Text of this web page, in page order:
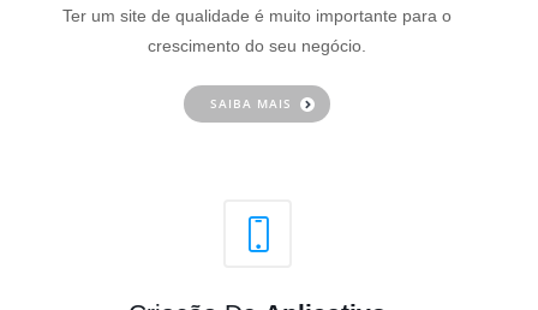
Ter um site de qualidade é muito importante para o
crescimento do seu negócio.
SAIBA MAIS